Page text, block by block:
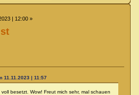
| 12:00 »
11.11.2023 | 11:57
besetzt. Wow! Freut mich sehr, mal schauen